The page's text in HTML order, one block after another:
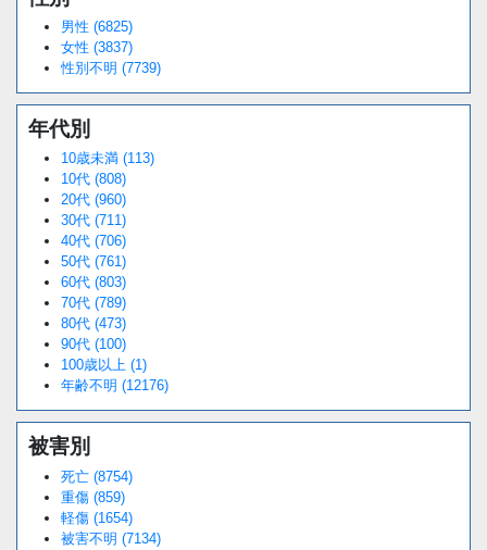
男性 (6825)
女性 (3837)
性別不明 (7739)
年代別
10歳未満 (113)
10代 (808)
20代 (960)
30代 (711)
40代 (706)
50代 (761)
60代 (803)
70代 (789)
80代 (473)
90代 (100)
100歳以上 (1)
年齢不明 (12176)
被害別
死亡 (8754)
重傷 (859)
軽傷 (1654)
被害不明 (7134)